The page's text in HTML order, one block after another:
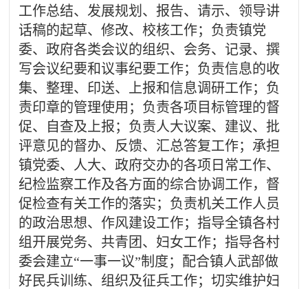
工作总结、发展规划、报告、请示、领导讲
话稿的起草、修改、校核工作；负责镇党
委、政府各类会议的组织、会务、记录、撰
写会议纪要和议事纪要工作；负责信息的收
集、整理、印送、上报和信息调研工作；负
责印章的管理使用；负责各项目标管理的督
促、自查及上报；负责人大议案、建议、批
评意见的督办、反馈、汇总答复工作；承担
镇党委、人大、政府交办的各项日常工作、
纪检监察工作及各方面的综合协调工作，督
促检查有关工作的落实；负责机关工作人员
的政治思想、作风建设工作；指导全镇各村
组开展党务、共青团、妇女工作；指导各村
委会建立“一事一议”制度；配合镇人武部做
好民兵训练、组织及征兵工作；切实维护妇